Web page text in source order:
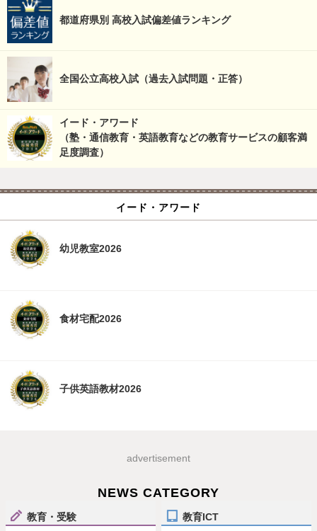
都道府県別 高校入試偏差値ランキング
全国公立高校入試（過去入試問題・正答）
イード・アワード
（塾・通信教育・英語教育などの教育サービスの顧客満
足度調査）
イード・アワード
幼児教室2026
食材宅配2026
子供英語教材2026
advertisement
NEWS CATEGORY
教育・受験 教育ICT